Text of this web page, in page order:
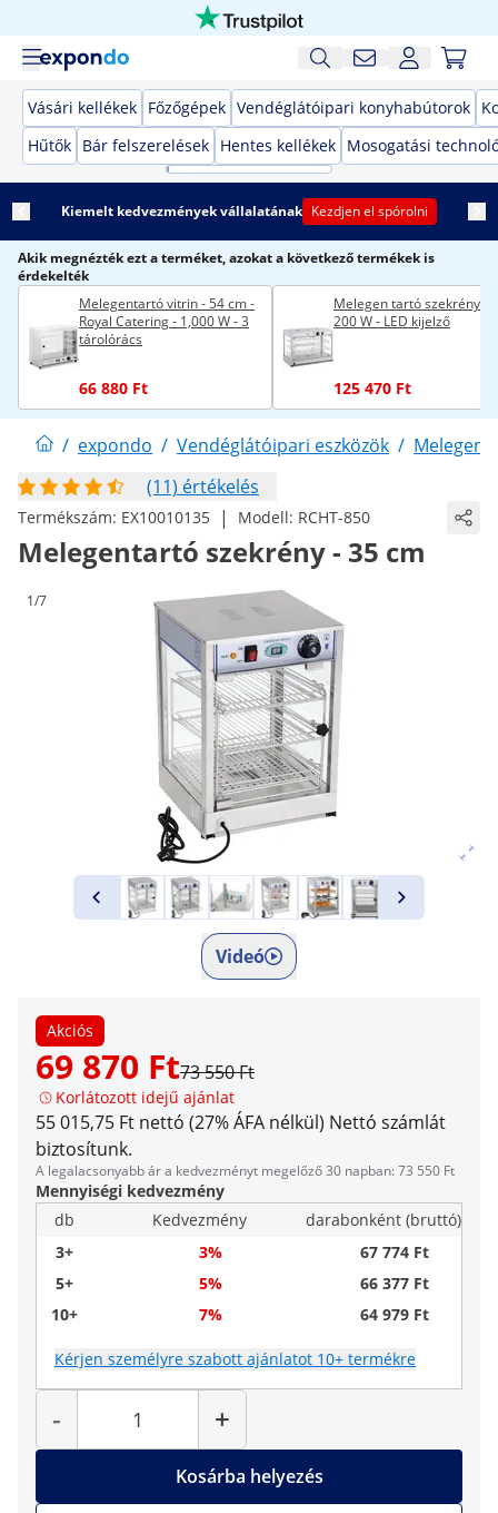
Vásári kellékek Főzőgépek Vendéglátóipari konyhabútorok
Hűtők Bár felszerelések Hentes kellékek Mosogatási
Kiemelt kedvezmények vállalatának Kezdjen el spórolni
Akik megnézték ezt a terméket, azokat a következő termékek is
érdekelték
Melegentartó vitrin - 54 cm -
Royal Catering - 1,000 W - 3
tárolórács
66 880 Ft
Melegen tartó szekrény - 1
200 W - LED kijelző
125 470 Ft
/ expondo / Vendéglátóipari eszközök /
(11) értékelés
Termékszám: EX10010135 | Modell: RCHT-850
Melegentartó szekrény - 35 cm
1/7
Videó
Akciós
69 870 Ft73 550 Ft
Korlátozott idejű ajánlat
55 015,75 Ft nettó (27% ÁFA nélkül) Nettó számlát
biztosítunk.
A legalacsonyabb ár a kedvezményt megelőző 30 napban: 73 550 Ft
Mennyiségi kedvezmény
db
Kedvezmény
darabonként (bruttó)
3+
3%
67 774 Ft
5+
5%
66 377 Ft
10+
7% 64 979 Ft
Kérjen személyre szabott ajánlatot 10+ termékre
-
Mennyiség
+
Kosárba helyezés